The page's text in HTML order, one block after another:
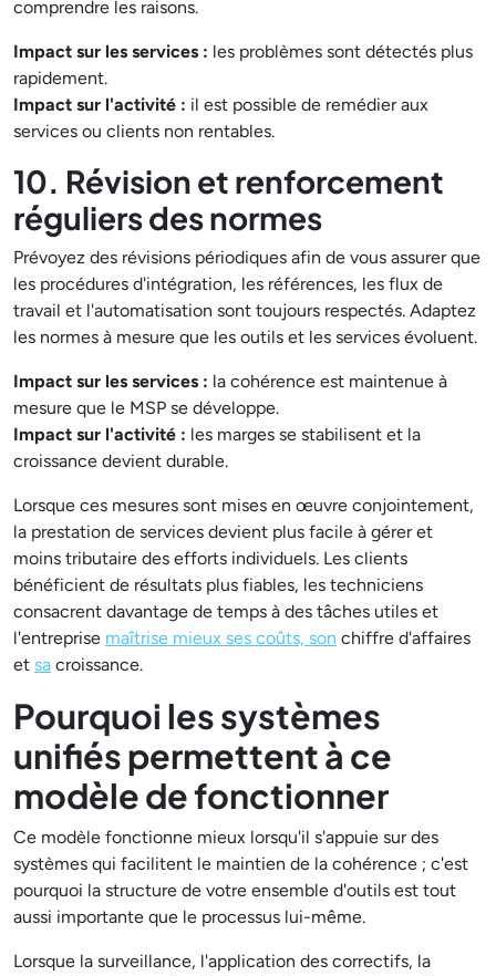
comprendre les raisons.
Impact sur les services : les problèmes sont détectés plus
rapidement.
Impact sur l'activité : il est possible de remédier aux
services ou clients non rentables.
10. Révision et renforcement
réguliers des normes
Prévoyez des révisions périodiques afin de vous assurer que
les procédures d'intégration, les références, les flux de
travail et l'automatisation sont toujours respectés. Adaptez
les normes à mesure que les outils et les services évoluent.
Impact sur les services : la cohérence est maintenue à
mesure que le MSP se développe.
Impact sur l'activité : les marges se stabilisent et la
croissance devient durable.
Lorsque ces mesures sont mises en œuvre conjointement,
la prestation de services devient plus facile à gérer et
moins tributaire des efforts individuels. Les clients
bénéficient de résultats plus fiables, les techniciens
consacrent davantage de temps à des tâches utiles et
l'entreprise maîtrise mieux ses coûts, son chiffre d'affaires
et sa croissance.
Pourquoi les systèmes
unifiés permettent à ce
modèle de fonctionner
Ce modèle fonctionne mieux lorsqu'il s'appuie sur des
systèmes qui facilitent le maintien de la cohérence ; c'est
pourquoi la structure de votre ensemble d'outils est tout
aussi importante que le processus lui-même.
Lorsque la surveillance, l'application des correctifs, la